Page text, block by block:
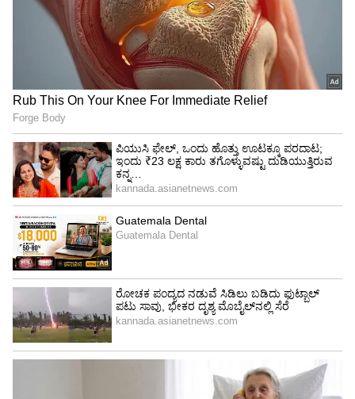
'ಅಮೃತಧಾರೆ' ಪುಸ್ತಕವಾಯ್ತು; ಪತ್ರಕರ್ತ ಜೋಗಿ ಎಂಟ್ರಿ
Amruthadhaare Serial: ಗೌತಮ್‌ಗೆ ಮಾರಣಾಂತಿಕ
ಕಾಯಿಲೆ; ಸಾವಿನಿಂದಲೇ 'ಅಮೃತಧಾರೆ' ಅಂತ್ಯ
3
5
Image Credit :Zee Kannada
ಬಿಗ್ ಶಾಕ್
ಇಬ್ಬರಲ್ಲಿ ಯಾರ ರಿಪೋರ್ಟ್‌ನಲ್ಲಿ ವ್ಯತ್ಯಾಸ ಆಗಿದೆ
ಎಂಬುದನ್ನು ನಿರ್ದೇಶಕರು ರಿವೀಲ್ ಮಾಡಿಲ್ಲ. ಹಾಗಾಗಿ
ಕಾಣಿಸಿಕೊಳ್ಳಬಹುದು. ಮತ್ತೊಂದೆಡೆ ಜೈಲಿನಲ್ಲಿದ್ದ ಜೈದೇವ್‌ಗೆ